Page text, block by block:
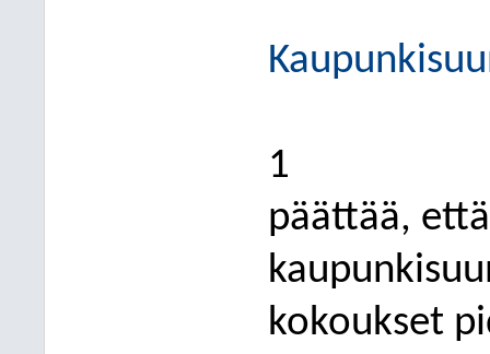
1
päättää, että
kokoukset